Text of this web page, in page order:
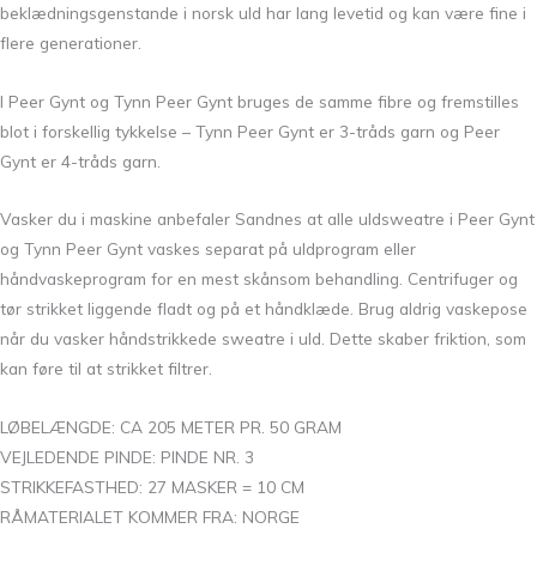
beklædningsgenstande i norsk uld har lang levetid og kan være fine i
flere generationer.
I Peer Gynt og Tynn Peer Gynt bruges de samme fibre og fremstilles
blot i forskellig tykkelse – Tynn Peer Gynt er 3-tråds garn og Peer
Gynt er 4-tråds garn.
Vasker du i maskine anbefaler Sandnes at alle uldsweatre i Peer Gynt
og Tynn Peer Gynt vaskes separat på uldprogram eller
håndvaskeprogram for en mest skånsom behandling. Centrifuger og
tør strikket liggende fladt og på et håndklæde. Brug aldrig vaskepose
når du vasker håndstrikkede sweatre i uld. Dette skaber friktion, som
kan føre til at strikket filtrer.
LØBELÆNGDE: CA 205 METER PR. 50 GRAM
VEJLEDENDE PINDE: PINDE NR. 3
STRIKKEFASTHED: 27 MASKER = 10 CM
RÅMATERIALET KOMMER FRA: NORGE